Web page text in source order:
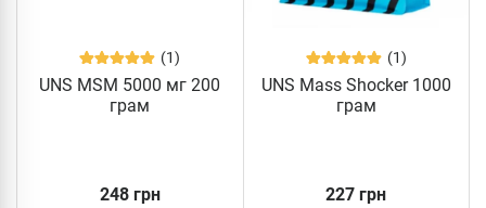
(1)
UNS MSM 5000 мг 200
грам
248 грн
(1)
UNS Mass Shocker 1000
грам
227 грн